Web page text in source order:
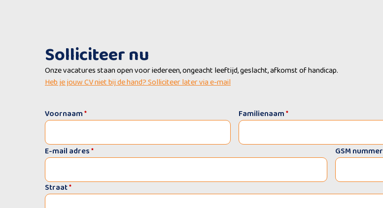
Solliciteer nu
Onze vacatures staan open voor iedereen, ongeacht leeftijd, geslacht, afkomst of handicap.
Heb je jouw CV niet bij de hand? Solliciteer later via e-mail
Voornaam* Familienaam*
E-mail adres* GSM nummer
Straat*